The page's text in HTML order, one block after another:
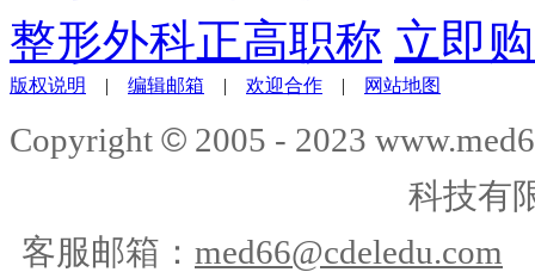
整形外科正高职称 立即
版权说明 | 编辑邮箱 | 欢迎合作 | 网站地图
Copyright © 2005 - 2023
科技有
客服邮箱： med66@cdeledu.com